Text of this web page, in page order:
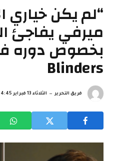
“لم يكن خياري
ميرفي يفاجئ
Blinders
فريق التحرير الثلاثاء 13 فبراير 4:45 م